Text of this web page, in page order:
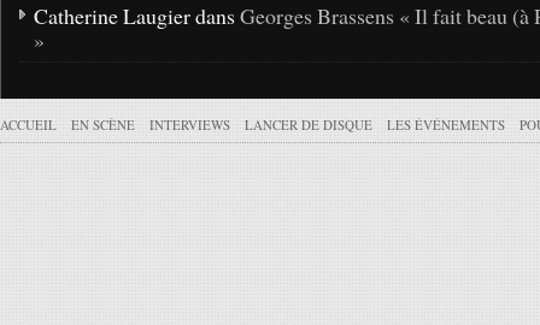
Catherine Laugier dans Georges Brassens « Il fait beau (à
»
ACCUEIL EN SCÈNE INTERVIEWS LANCER DE DISQUE LES ÉVÉNEMENTS